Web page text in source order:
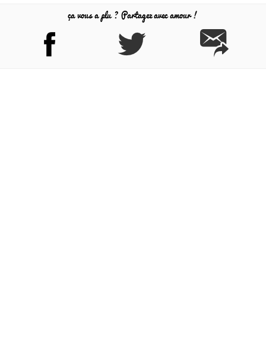
ça vous a plu ? Partagez avec amour !